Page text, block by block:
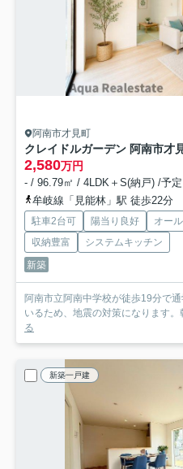
阿南市才見町
クレイドルガーデン 阿南市才
2,580万円
- / 96.79㎡ / 4LDK＋S(納戸) /予定
牟岐線「見能林」駅 徒歩22分
駐車2台可 陽当り良好 オー
収納豊富
システムキッチン
新築
阿南市立阿南中学校が徒歩19分で
いるため、地震の対策になります
る
新築一戸建